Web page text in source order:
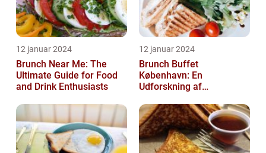
12 januar 2024
Brunch Near Me: The
Ultimate Guide for Food
and Drink Enthusiasts
12 januar 2024
Brunch Buffet
København: En
Udforskning af